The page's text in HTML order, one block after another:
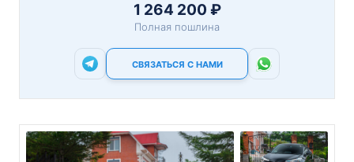
1 264 200 ₽
Полная пошлина
СВЯЗАТЬСЯ С НАМИ